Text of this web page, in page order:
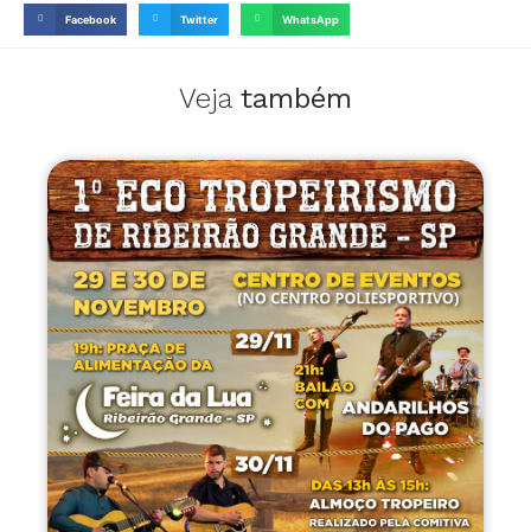
Facebook Twitter WhatsApp
Veja também